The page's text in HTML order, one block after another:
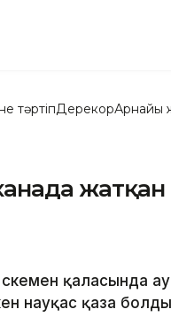
тәртіпДерекқорАрнайы
қаласында
науқас қаза